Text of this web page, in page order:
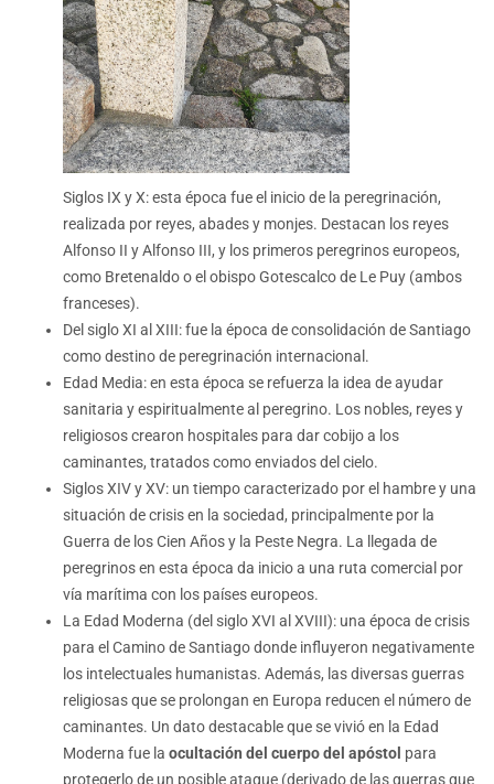
Siglos IX y X: esta época fue el inicio de la peregrinación,
realizada por reyes, abades y monjes. Destacan los reyes
Alfonso II y Alfonso III, y los primeros peregrinos europeos,
como Bretenaldo o el obispo Gotescalco de Le Puy (ambos
franceses).
Del siglo XI al XIII: fue la época de consolidación de Santiago
como destino de peregrinación internacional.
Edad Media: en esta época se refuerza la idea de ayudar
sanitaria y espiritualmente al peregrino. Los nobles, reyes y
religiosos crearon hospitales para dar cobijo a los
caminantes, tratados como enviados del cielo.
Siglos XIV y XV: un tiempo caracterizado por el hambre y una
situación de crisis en la sociedad, principalmente por la
Guerra de los Cien Años y la Peste Negra. La llegada de
peregrinos en esta época da inicio a una ruta comercial por
vía marítima con los países europeos.
La Edad Moderna (del siglo XVI al XVIII): una época de crisis
para el Camino de Santiago donde influyeron negativamente
los intelectuales humanistas. Además, las diversas guerras
religiosas que se prolongan en Europa reducen el número de
caminantes. Un dato destacable que se vivió en la Edad
Moderna fue la ocultación del cuerpo del apóstol para
protegerlo de un posible ataque (derivado de las guerras que